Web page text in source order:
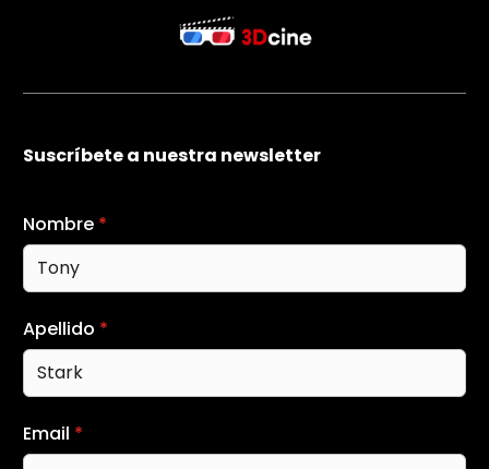
Suscríbete a nuestra newsletter
Nombre *
Apellido *
Email *